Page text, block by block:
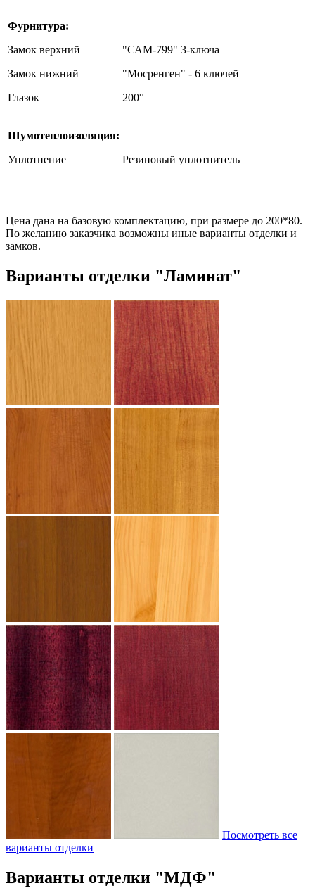
Фурнитура:
Замок верхний
Замок нижний
Глазок
"САМ-799" 3-ключа
"Мосренген" - 6 ключей
200°
Шумотеплоизоляция:
Уплотнение
Резиновый уплотнитель
Цена дана на базовую комплектацию, при размере до 200*80.
По желанию заказчика возможны иные варианты отделки и
замков.
Варианты отделки "Ламинат"
Посмотреть все
варианты отделки
Варианты отделки "МДФ"